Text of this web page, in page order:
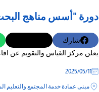
دورة "أسس مناهج البحث
شارك
يعلن مركز القياس والتقويم عن
11‏/05‏/2025
مبنى عمادة خدمة المجتمع والتعليم المستمر -